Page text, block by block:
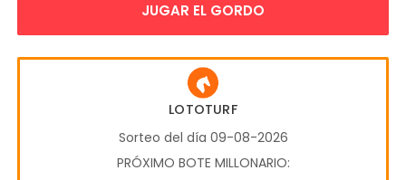
JUGAR EL GORDO
LOTOTURF
Sorteo del día 09-08-2026
PRÓXIMO BOTE MILLONARIO: